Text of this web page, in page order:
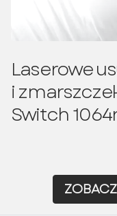
Laserowe
i
Switch